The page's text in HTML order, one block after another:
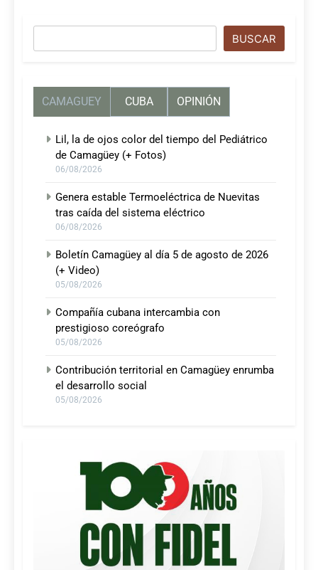
BUSCAR
CAMAGUEY CUBA OPINIÓN
Lil, la de ojos color del tiempo del Pediátrico
de Camagüey (+ Fotos)
06/08/2026
Genera estable Termoeléctrica de Nuevitas
tras caída del sistema eléctrico
06/08/2026
Boletín Camagüey al día 5 de agosto de 2026
(+ Video)
05/08/2026
Compañía cubana intercambia con
prestigioso coreógrafo
05/08/2026
Contribución territorial en Camagüey enrumba
el desarrollo social
05/08/2026